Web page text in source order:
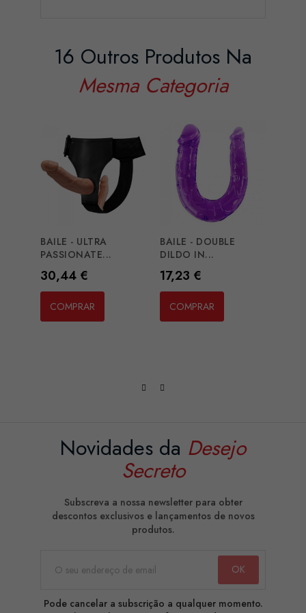
16 Outros Produtos Na
Mesma Categoria
BAILE - ULTRA
PASSIONATE...
Preço
30,44 €
COMPRAR
BAILE - DOUBLE
DILDO IN...
Preço
17,23 €
COMPRAR
Novidades da Desejo
Secreto
Subscreva a nossa newsletter para obter
descontos exclusivos e lançamentos de novos
produtos.
Pode cancelar a subscrição a qualquer momento.